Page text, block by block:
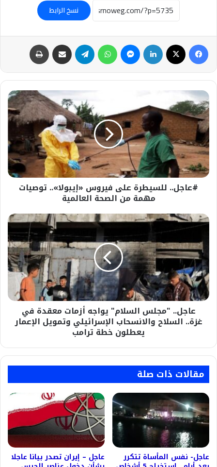
نسخ الرابط
فيسبوك لينكدإن ماسنجر واتساب تيلقرام مشاركة عبر البريد
#عاجل..
للسيطرة
على
فيروس
«إيبولا»..
توصيات
مهمة
من
الصحة
العالمية
#عاجل.. للسيطرة على فيروس «إيبولا».. توصيات
مهمة من الصحة العالمية
عاجل..
"مجلس
السلام"
يواجه
أزمات
معقدة
في
غزة..
السلاح
والانسحاب
الإسرائيلي
وتمويل
يعطلون
ترامب
عاجل.. "مجلس السلام" يواجه أزمات معقدة في
غزة.. السلاح والانسحاب الإسرائيلي وتمويل الإعمار
يعطلون خطة ترامب
مقالات ذات صلة
عاجل- نفس المأساة تتكرر عاجل – إيران تصدر بيانا عاجلا